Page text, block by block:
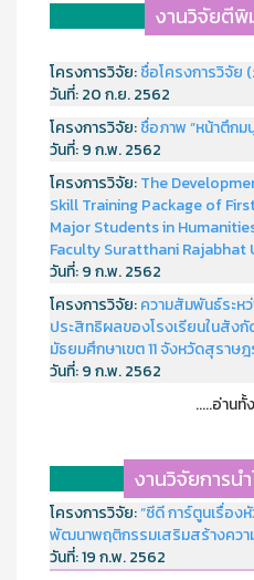
งานวิจัยตี
โครงการวิจัย:ชื่อโครงการวิจัย
วันที่:20 ก.ย. 2562
โครงการวิจัย:ชื่อภาพ “หน้าตึกม
วันที่:9 ก.พ. 2562
โครงการวิจัย:The
Skill Training Package of
Major Students in
Faculty Suratthani Rajabhat
วันที่:9 ก.พ. 2562
โครงการวิจัย:ความสัมพันธ์ระห
ประสิทธิผลของโรงเรียนในสัง
มัธยมศึกษาเขต 11 จังหวัดสุราษ
วันที่:9 ก.พ. 2562
.....อ่านทั้
งานวิจัยการน
โครงการวิจัย:“ซีดี การ์ตูนเรื่อง
พัฒนาพฤติกรรมเสริมสร้างคว
วันที่:19 ก.พ. 2562